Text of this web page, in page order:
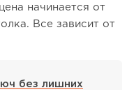
начинается от
Все зависит от
без лишних